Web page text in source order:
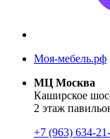
Моя-мебель.рф
МЦ Москва
Каширское
2 этаж
+7 (963) 634-